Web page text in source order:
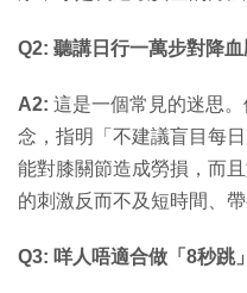
Q2: 聽講日行一萬步對降血
A2: 這是一個常見的迷思
念，指明「不建議盲目每
能對膝關節造成勞損，而
的刺激反而不及短時間、
Q3: 咩人唔適合做「8秒跳